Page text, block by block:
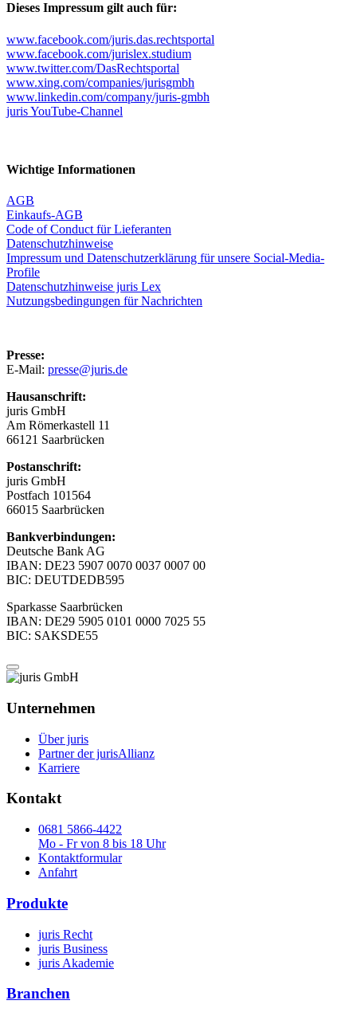
Dieses Impressum gilt auch für:
www.facebook.com/juris.das.rechtsportal
www.facebook.com/jurislex.studium
www.twitter.com/DasRechtsportal
www.xing.com/companies/jurisgmbh
www.linkedin.com/company/juris-gmbh
juris YouTube-Channel
Wichtige Informationen
AGB
Einkaufs-AGB
Code of Conduct für Lieferanten
Datenschutzhinweise
Impressum und Datenschutzerklärung für unsere Social-Media-
Profile
Datenschutzhinweise juris Lex
Nutzungsbedingungen für Nachrichten
Presse:
E-Mail: presse@juris.de
Hausanschrift:
juris GmbH
Am Römerkastell 11
66121 Saarbrücken
Postanschrift:
juris GmbH
Postfach 101564
66015 Saarbrücken
Bankverbindungen:
Deutsche Bank AG
IBAN: DE23 5907 0070 0037 0007 00
BIC: DEUTDEDB595
Sparkasse Saarbrücken
IBAN: DE29 5905 0101 0000 7025 55
BIC: SAKSDE55
Unternehmen
Über juris
Partner der jurisAllianz
Karriere
Kontakt
0681 5866-4422
Mo - Fr von 8 bis 18 Uhr
Kontaktformular
Anfahrt
Produkte
juris Recht
juris Business
juris Akademie
Branchen